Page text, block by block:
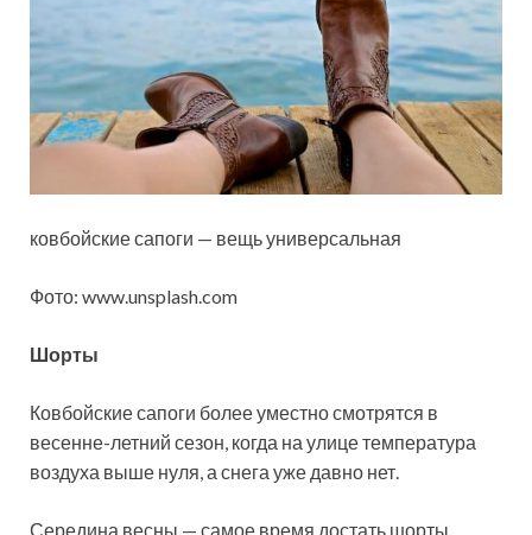
ковбойские сапоги — вещь универсальная
Фото: www.unsplash.com
Шорты
Ковбойские сапоги более уместно смотрятся в
весенне-летний сезон, когда на улице температура
воздуха выше нуля, а снега уже давно нет.
Середина весны — самое время достать шорты,